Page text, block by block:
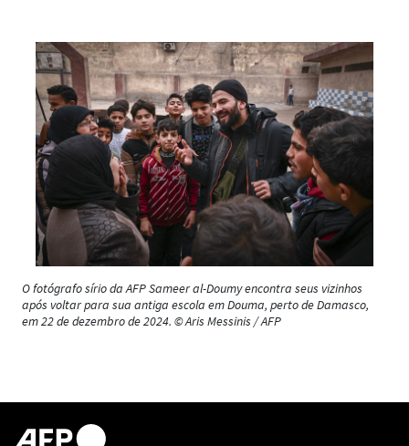
O fotógrafo sírio da AFP Sameer al-Doumy encontra seus vizinhos
após voltar para sua antiga escola em Douma, perto de Damasco,
em 22 de dezembro de 2024. © Aris Messinis / AFP